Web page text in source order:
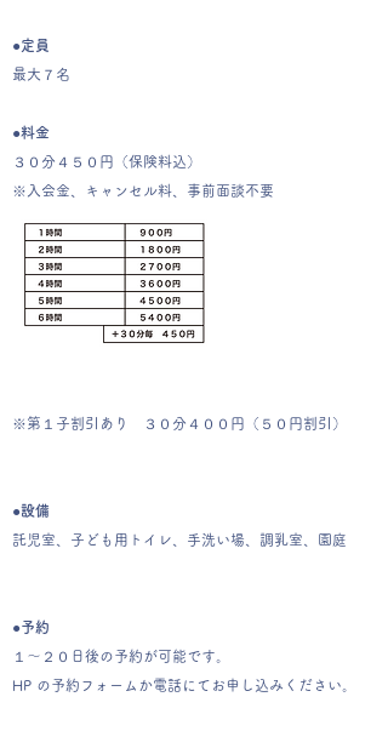
●定員
最大７名
●料金
３０分４５０円（保険料込）
※入会金、キャンセル料、事前面談不要
※第１子割引あり ３０分４００円（５０円割引）
●設備
託児室、子ども用トイレ、手洗い場、調乳室、園庭
●予約
１〜２０日後の予約が可能です。
HP の予約フォームか電話にてお申し込みください。